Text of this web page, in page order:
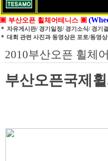
▣ 부산오픈 휠체어테니스 ▣
＊ 자유게시판/ 경기일정/ 경기소식/ 경기
＊ 대회 관련 사진과 동영상은 포토/동영
2010부산오픈 휠체
부산오픈국제